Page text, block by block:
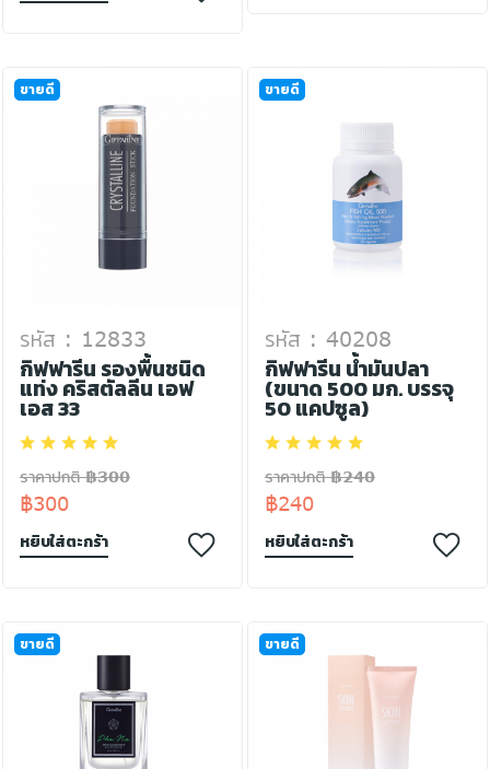
ขายดี
รหัส : 12833
กิฟฟารีน รองพื้นชนิด
แท่ง คริสตัลลีน เอฟ
เอส 33
ราคาปกติ ฿300
฿300
หยิบใส่ตะกร้า
ขายดี
รหัส : 40208
กิฟฟารีน น้ำมันปลา
(ขนาด 500 มก. บรรจุ
50 แคปซูล)
ราคาปกติ ฿240
฿240
หยิบใส่ตะกร้า
ขายดี ขายดี